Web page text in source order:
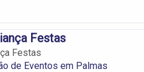
Festas
Festas
de Eventos em Palmas